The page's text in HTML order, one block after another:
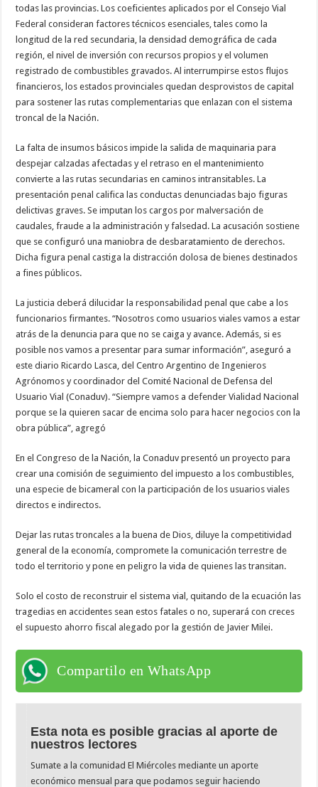
todas las provincias. Los coeficientes aplicados por el Consejo Vial
Federal consideran factores técnicos esenciales, tales como la
longitud de la red secundaria, la densidad demográfica de cada
región, el nivel de inversión con recursos propios y el volumen
registrado de combustibles gravados. Al interrumpirse estos flujos
financieros, los estados provinciales quedan desprovistos de capital
para sostener las rutas complementarias que enlazan con el sistema
troncal de la Nación.
La falta de insumos básicos impide la salida de maquinaria para
despejar calzadas afectadas y el retraso en el mantenimiento
convierte a las rutas secundarias en caminos intransitables. La
presentación penal califica las conductas denunciadas bajo figuras
delictivas graves. Se imputan los cargos por malversación de
caudales, fraude a la administración y falsedad. La acusación sostiene
que se configuró una maniobra de desbaratamiento de derechos.
Dicha figura penal castiga la distracción dolosa de bienes destinados
a fines públicos.
La justicia deberá dilucidar la responsabilidad penal que cabe a los
funcionarios firmantes. “Nosotros como usuarios viales vamos a estar
atrás de la denuncia para que no se caiga y avance. Además, si es
posible nos vamos a presentar para sumar información”, aseguró a
este diario Ricardo Lasca, del Centro Argentino de Ingenieros
Agrónomos y coordinador del Comité Nacional de Defensa del
Usuario Vial (Conaduv). “Siempre vamos a defender Vialidad Nacional
porque se la quieren sacar de encima solo para hacer negocios con la
obra pública”, agregó
En el Congreso de la Nación, la Conaduv presentó un proyecto para
crear una comisión de seguimiento del impuesto a los combustibles,
una especie de bicameral con la participación de los usuarios viales
directos e indirectos.
Dejar las rutas troncales a la buena de Dios, diluye la competitividad
general de la economía, compromete la comunicación terrestre de
todo el territorio y pone en peligro la vida de quienes las transitan.
Solo el costo de reconstruir el sistema vial, quitando de la ecuación las
tragedias en accidentes sean estos fatales o no, superará con creces
el supuesto ahorro fiscal alegado por la gestión de Javier Milei.
Compartilo en WhatsApp
Esta nota es posible gracias al aporte de
nuestros lectores
Sumate a la comunidad El Miércoles mediante un aporte
económico mensual para que podamos seguir haciendo